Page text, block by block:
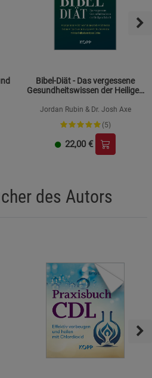
Bibel-Diät - Das vergessene
Gesundheitswissen der Heiligen
Jordan Rubin & Dr. Josh Axe
(5)
22,00 €
des Autors